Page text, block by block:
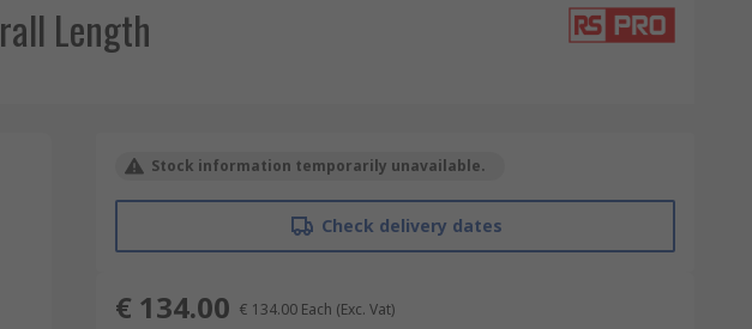
Length
Stock information temporarily unavailable.
Check delivery dates
€ 134.00 € 134.00 Each (Exc. Vat)